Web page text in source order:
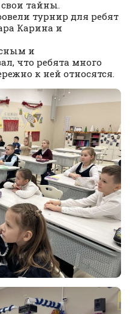
тайны.
турнир для ребят
Карина и
и
что ребята много
к ней относятся.